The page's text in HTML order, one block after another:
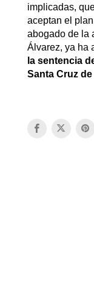
implicadas,
aceptan el
abogado de la
Álvarez, ya ha
la sentencia
Santa Cruz